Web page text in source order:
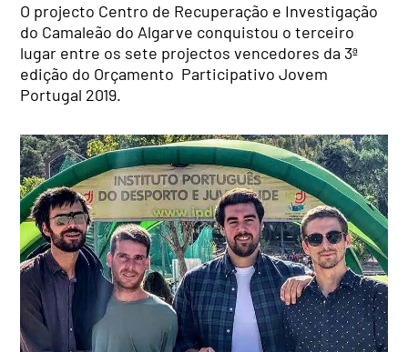
O projecto Centro de Recuperação e Investigação
do Camaleão do Algarve conquistou o terceiro
lugar entre os sete projectos vencedores da 3ª
edição do Orçamento Participativo Jovem
Portugal 2019.